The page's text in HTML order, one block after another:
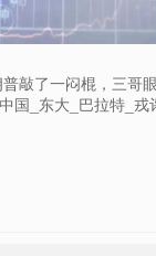
敲了一闷棍，三哥
国_东大_巴拉特_戎